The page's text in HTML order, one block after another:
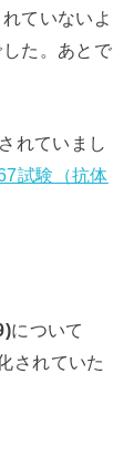
ていないよ
た。あとで
れていまし
試験（抗体
について
されていた